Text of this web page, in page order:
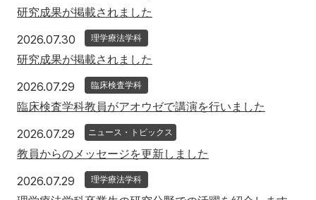
地域の方へ
入学希望の方へ
卒業生の方へ
研究成果が掲載されました
2026.07.30 2026年7月30日
理学療法学科
研究成果が掲載されました
2026.07.29 2026年7月29日
臨床検査学科
臨床検査学科教員がアオウゼで講演を行いました
2026.07.29 2026年7月29日
ニュース・トピックス
教員からのメッセージを更新しました
2026.07.29 2026年7月29日
理学療法学科